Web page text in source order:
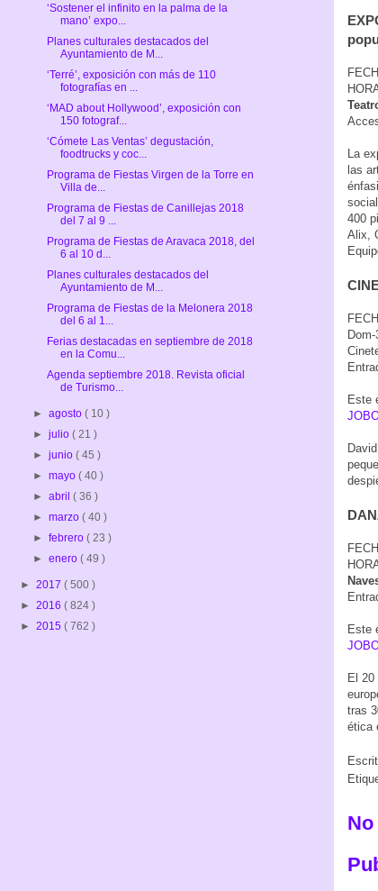
La
las
400
Alix,
Este
Este
El
tras
ética
‘Sostener el infinito en la palma de la
mano’ expo...
Planes culturales destacados del
Ayuntamiento de M...
‘Terré’, exposición con más de 110
fotografías en ...
‘MAD about Hollywood’, exposición con
150 fotograf...
‘Cómete Las Ventas’ degustación,
foodtrucks y coc...
Programa de Fiestas Virgen de la Torre en
Villa de...
Programa de Fiestas de Canillejas 2018
del 7 al 9 ...
Programa de Fiestas de Aravaca 2018, del
6 al 10 d...
Planes culturales destacados del
Ayuntamiento de M...
Programa de Fiestas de la Melonera 2018
del 6 al 1...
Ferias destacadas en septiembre de 2018
en la Comu...
Agenda septiembre 2018. Revista oficial
de Turismo...
►agosto( 10 )
►julio( 21 )
►junio( 45 )
►mayo( 40 )
►abril( 36 )
►marzo( 40 )
►febrero( 23 )
►enero( 49 )
► 2017 ( 500 )
► 2016 ( 824 )
► 2015 ( 762 )